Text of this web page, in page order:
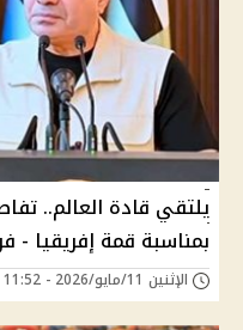
يلتقي قادة العالم..
بمناسبة قمة إفريقيا -
الإثنين 11/مايو/2026 - 11:52 م